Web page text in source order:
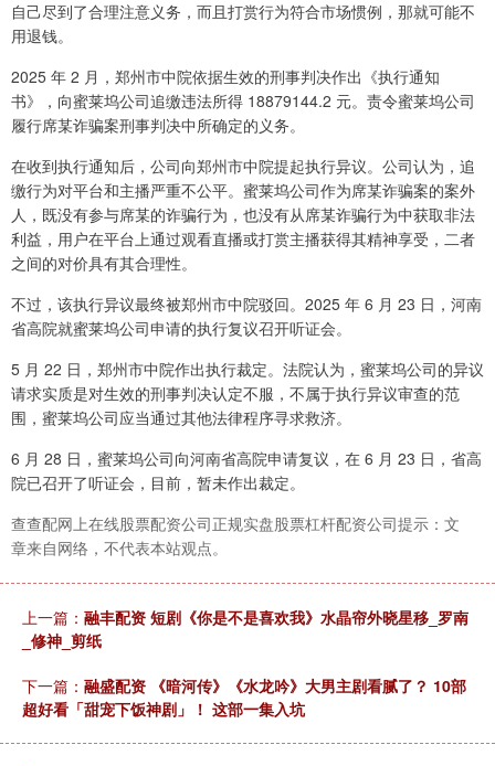
自己尽到了合理注意义务，而且打赏行为符合市场惯例，那就可能不
用退钱。
2025 年 2 月，郑州市中院依据生效的刑事判决作出《执行通知
书》，向蜜莱坞公司追缴违法所得 18879144.2 元。责令蜜莱坞公司
履行席某诈骗案刑事判决中所确定的义务。
在收到执行通知后，公司向郑州市中院提起执行异议。公司认为，追
缴行为对平台和主播严重不公平。蜜莱坞公司作为席某诈骗案的案外
人，既没有参与席某的诈骗行为，也没有从席某诈骗行为中获取非法
利益，用户在平台上通过观看直播或打赏主播获得其精神享受，二者
之间的对价具有其合理性。
不过，该执行异议最终被郑州市中院驳回。2025 年 6 月 23 日，河南
省高院就蜜莱坞公司申请的执行复议召开听证会。
5 月 22 日，郑州市中院作出执行裁定。法院认为，蜜莱坞公司的异议
请求实质是对生效的刑事判决认定不服，不属于执行异议审查的范
围，蜜莱坞公司应当通过其他法律程序寻求救济。
6 月 28 日，蜜莱坞公司向河南省高院申请复议，在 6 月 23 日，省高
院已召开了听证会，目前，暂未作出裁定。
查查配网上在线股票配资公司正规实盘股票杠杆配资公司提示：文
章来自网络，不代表本站观点。
上一篇： 融丰配资 短剧《你是不是喜欢我》水晶帘外晓星移_罗南
_修神_剪纸
下一篇： 融盛配资 《暗河传》《水龙吟》大男主剧看腻了？ 10部
超好看「甜宠下饭神剧」！ 这部一集入坑